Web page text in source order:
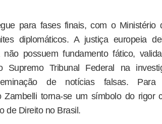
para fases finais, com o Ministério
diplomáticos. A justiça europeia
possuem fundamento fático,
Supremo Tribunal Federal na
de notícias falsas. Para
Zambelli torna-se um símbolo do rigor
de Direito no Brasil.